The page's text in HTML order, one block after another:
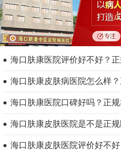
海口肤康医院评价好不好？
海口肤康皮肤病医院怎么样
海口肤康医院口碑好吗？正
海口肤康皮肤医院是不是正
海口肤康皮肤医院评价好不